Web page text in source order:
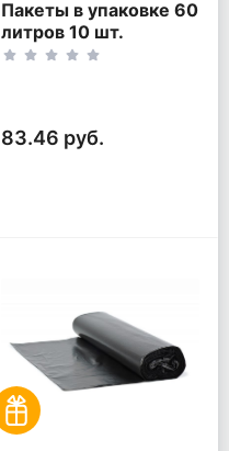
Пакеты в упаковке 60
литров 10 шт.
(10шт*3рул)
83.46 руб.